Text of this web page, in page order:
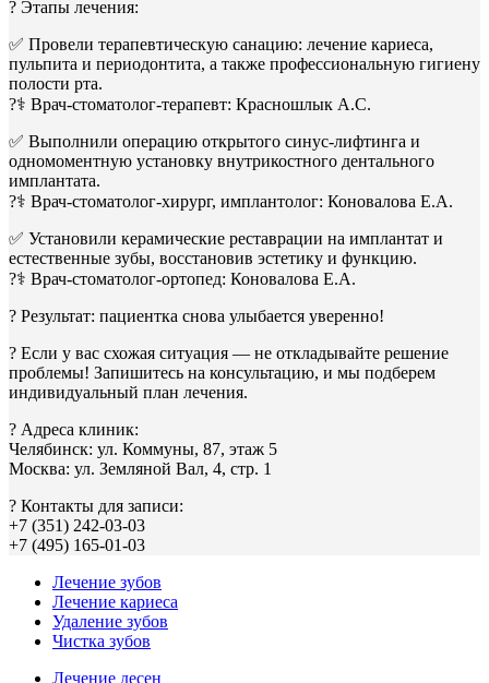
? Этапы лечения:
✅ Провели терапевтическую санацию: лечение кариеса,
пульпита и периодонтита, а также профессиональную гигиену
полости рта.
?‍⚕️ Врач-стоматолог-терапевт: Красношлык А.С.
✅ Выполнили операцию открытого синус-лифтинга и
одномоментную установку внутрикостного дентального
имплантата.
?‍⚕️ Врач-стоматолог-хирург, имплантолог: Коновалова Е.А.
✅ Установили керамические реставрации на имплантат и
естественные зубы, восстановив эстетику и функцию.
?‍⚕️ Врач-стоматолог-ортопед: Коновалова Е.А.
? Результат: пациентка снова улыбается уверенно!
? Если у вас схожая ситуация — не откладывайте решение
проблемы! Запишитесь на консультацию, и мы подберем
индивидуальный план лечения.
? Адреса клиник:
Челябинск: ул. Коммуны, 87, этаж 5
Москва: ул. Земляной Вал, 4, стр. 1
? Контакты для записи:
+7 (351) 242-03-03
+7 (495) 165-01-03
Лечение зубов
Лечение кариеса
Удаление зубов
Чистка зубов
Лечение десен